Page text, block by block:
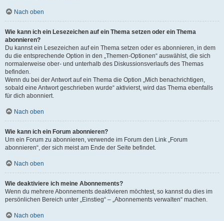
Nach oben
Wie kann ich ein Lesezeichen auf ein Thema setzen oder ein Thema
abonnieren?
Du kannst ein Lesezeichen auf ein Thema setzen oder es abonnieren, in dem
du die entsprechende Option in den „Themen-Optionen“ auswählst, die sich
normalerweise ober- und unterhalb des Diskussionsverlaufs des Themas
befinden.
Wenn du bei der Antwort auf ein Thema die Option „Mich benachrichtigen,
sobald eine Antwort geschrieben wurde“ aktivierst, wird das Thema ebenfalls
für dich abonniert.
Nach oben
Wie kann ich ein Forum abonnieren?
Um ein Forum zu abonnieren, verwende im Forum den Link „Forum
abonnieren“, der sich meist am Ende der Seite befindet.
Nach oben
Wie deaktiviere ich meine Abonnements?
Wenn du mehrere Abonnements deaktivieren möchtest, so kannst du dies im
persönlichen Bereich unter „Einstieg“ – „Abonnements verwalten“ machen.
Nach oben